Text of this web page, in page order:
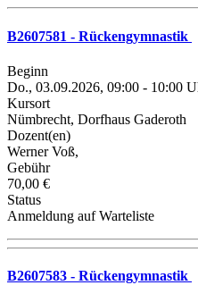
B2607581 - Rückengymnastik
Beginn
Do., 03.09.2026, 09:00 - 10:00
Kursort
Nümbrecht, Dorfhaus Gaderoth
Dozent(en)
Werner Voß,
Gebühr
70,00 €
Status
Anmeldung auf Warteliste
B2607583 - Rückengymnastik